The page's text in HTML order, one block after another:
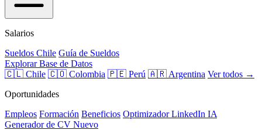
Salarios
Sueldos Chile Guía de Sueldos
Explorar Base de Datos
🇨🇱 Chile 🇨🇴 Colombia 🇵🇪 Perú 🇦🇷 Argentina Ver todos →
Oportunidades
Empleos Formación Beneficios Optimizador LinkedIn IA
Generador de CV Nuevo